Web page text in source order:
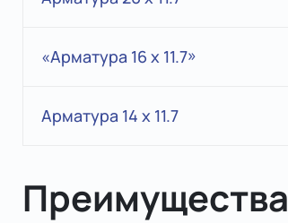
«Арматура 16 x 11.7»
Арматура 14 x 11.7
Преимущества